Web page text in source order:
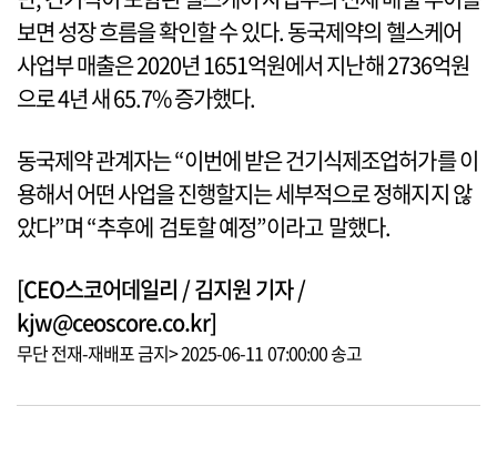
보면 성장 흐름을 확인할 수 있다. 동국제약의 헬스케어
사업부 매출은 2020년 1651억원에서 지난해 2736억원
으로 4년 새 65.7% 증가했다.
동국제약 관계자는 “이번에 받은 건기식제조업허가를 이
용해서 어떤 사업을 진행할지는 세부적으로 정해지지 않
았다”며 “추후에 검토할 예정”이라고 말했다.
[CEO스코어데일리 / 김지원 기자 /
kjw@ceoscore.co.kr]
무단 전재-재배포 금지> 2025-06-11 07:00:00 송고